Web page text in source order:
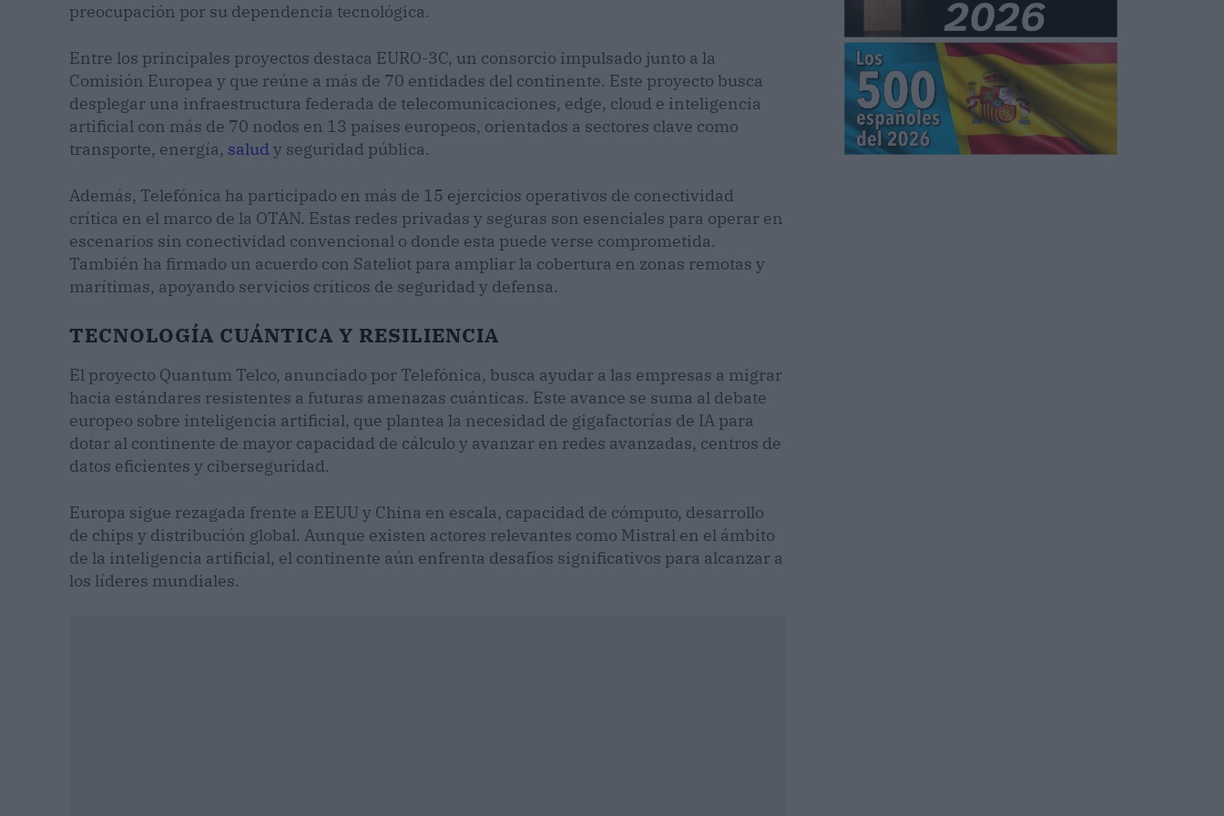
preocupación por su dependencia tecnológica.
Entre los principales proyectos destaca EURO-3C, un consorcio impulsado junto a la
Comisión Europea y que reúne a más de 70 entidades del continente. Este proyecto busca
desplegar una infraestructura federada de telecomunicaciones, edge, cloud e inteligencia
artificial con más de 70 nodos en 13 países europeos, orientados a sectores clave como
transporte, energía, salud y seguridad pública.
Además, Telefónica ha participado en más de 15 ejercicios operativos de conectividad
crítica en el marco de la OTAN. Estas redes privadas y seguras son esenciales para operar en
escenarios sin conectividad convencional o donde esta puede verse comprometida.
También ha firmado un acuerdo con Sateliot para ampliar la cobertura en zonas remotas y
marítimas, apoyando servicios críticos de seguridad y defensa.
TECNOLOGÍA CUÁNTICA Y RESILIENCIA
El proyecto Quantum Telco, anunciado por Telefónica, busca ayudar a las empresas a migrar
hacia estándares resistentes a futuras amenazas cuánticas. Este avance se suma al debate
europeo sobre inteligencia artificial, que plantea la necesidad de gigafactorías de IA para
dotar al continente de mayor capacidad de cálculo y avanzar en redes avanzadas, centros de
datos eficientes y ciberseguridad.
Europa sigue rezagada frente a EEUU y China en escala, capacidad de cómputo, desarrollo
de chips y distribución global. Aunque existen actores relevantes como Mistral en el ámbito
de la inteligencia artificial, el continente aún enfrenta desafíos significativos para alcanzar a
los líderes mundiales.